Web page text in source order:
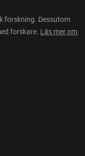
forskning. Dessutom
forskare. Läs mer om